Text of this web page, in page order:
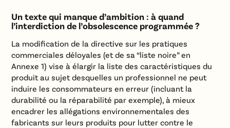
Un texte qui manque d’ambition : à quand
l’interdiction de l’obsolescence programmée ?
La modification de la directive sur les pratiques
commerciales déloyales (et de sa “liste noire” en
Annexe 1) vise à élargir la liste des caractéristiques du
produit au sujet desquelles un professionnel ne peut
induire les consommateurs en erreur (incluant la
durabilité ou la réparabilité par exemple), à mieux
encadrer les allégations environnementales des
fabricants sur leurs produits pour lutter contre le